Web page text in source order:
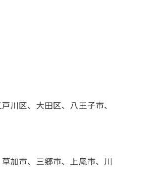
川区、大田区、八王子市、
加市、三郷市、上尾市、川